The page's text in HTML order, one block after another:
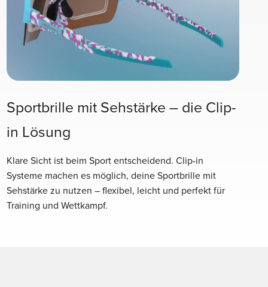
Sportbrille mit Sehstärke – die Clip-
in Lösung
Klare Sicht ist beim Sport entscheidend. Clip-in
Systeme machen es möglich, deine Sportbrille mit
Sehstärke zu nutzen – flexibel, leicht und perfekt für
Training und Wettkampf.